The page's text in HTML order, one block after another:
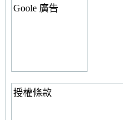
Goole 廣告
授權條款